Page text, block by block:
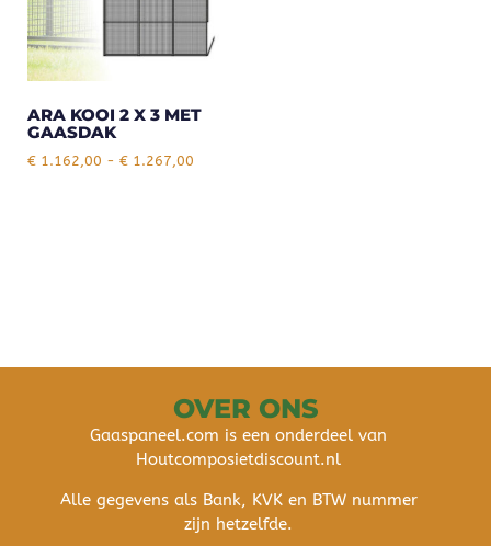
ARA KOOI 2 X 3 MET
GAASDAK
€ 1.162,00 - € 1.267,00
OVER ONS
Gaaspaneel.com is een onderdeel van
Houtcomposietdiscount.nl
Alle gegevens als Bank, KVK en BTW nummer
zijn hetzelfde.